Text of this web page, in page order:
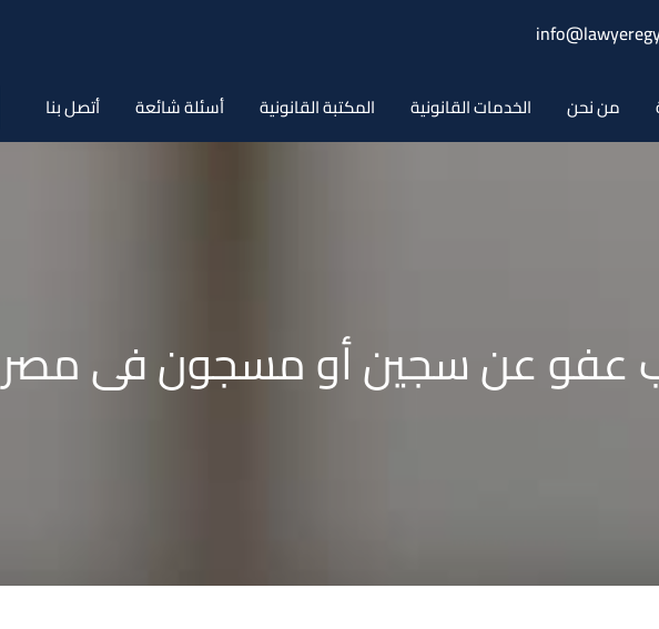
من نحن الخدمات القانونية المكتبة القانونية أسئلة شائعة أتصل بنا
عفو عن سجين أو مسجون فى مصر